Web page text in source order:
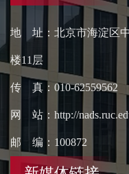
地 址：北京市海淀区
楼11层
传 真：010-62559562
网 站：http://
邮 编：100872